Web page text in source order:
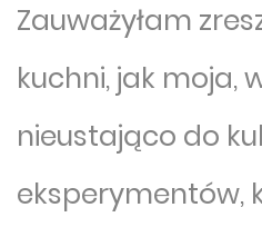
Zauważyłam
kuchni, jak moja,
nieustająco do
eksperymentów,